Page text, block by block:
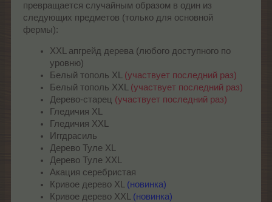
превращается случайным образом в один из
следующих предметов (только для основной
фермы):
XXL апгрейд дерева (любого доступного по
уровню)
Белый тополь XL (участвует последний раз)
Белый тополь XXL (участвует последний раз)
Дерево-старец (участвует последний раз)
Гледичия XL
Гледичия XXL
Иггдрасиль
Дерево Туле XL
Дерево Туле XXL
Акация серебристая
Кривое дерево XL (новинка)
Кривое дерево XXL (новинка)